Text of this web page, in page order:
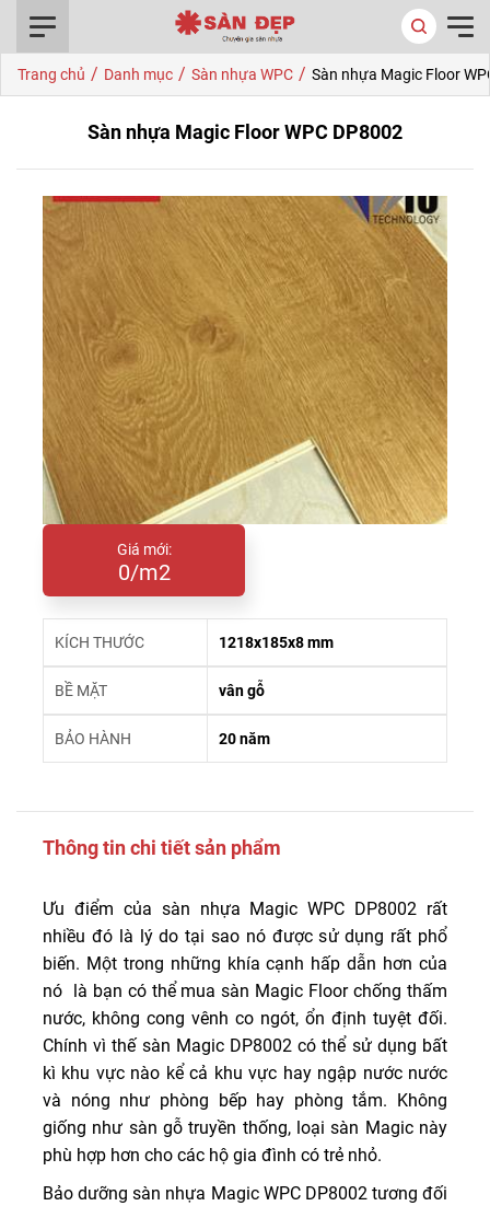
Trang chủ / Danh mục / Sàn nhựa WPC / Sàn nhựa Magic Floor
Sàn nhựa Magic Floor WPC DP8002
Giá mới:
0/m2
KÍCH THƯỚC 1218x185x8 mm
BỀ MẶT vân gỗ
BẢO HÀNH 20 năm
Thông tin chi tiết sản phẩm
Ưu điểm của sàn nhựa Magic WPC DP8002 rất
nhiều đó là lý do tại sao nó được sử dụng rất phổ
biến. Một trong những khía cạnh hấp dẫn hơn của
nó là bạn có thể mua sàn Magic Floor chống thấm
nước, không cong vênh co ngót, ổn định tuyệt đối.
Chính vì thế sàn Magic DP8002 có thể sử dụng bất
kì khu vực nào kể cả khu vực hay ngập nước nước
và nóng như phòng bếp hay phòng tắm. Không
giống như sàn gỗ truyền thống, loại sàn Magic này
phù hợp hơn cho các hộ gia đình có trẻ nhỏ.
Bảo dưỡng sàn nhựa Magic WPC DP8002 tương đối